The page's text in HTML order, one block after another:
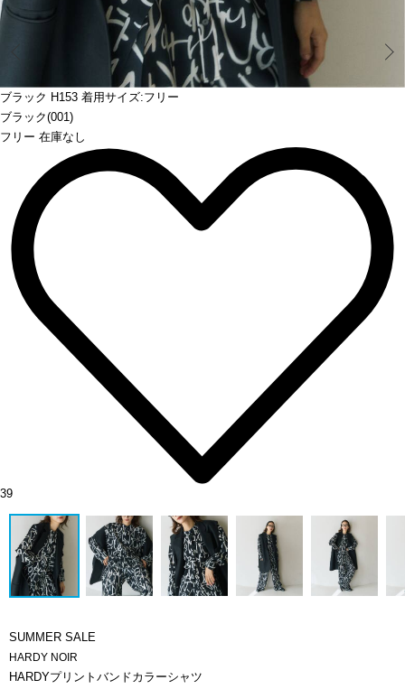
ブラック H153 着用サイズ:フリー
ブラック(001)
フリー 在庫なし
39
SUMMER SALE
HARDY NOIR
HARDYプリントバンドカラーシャツ